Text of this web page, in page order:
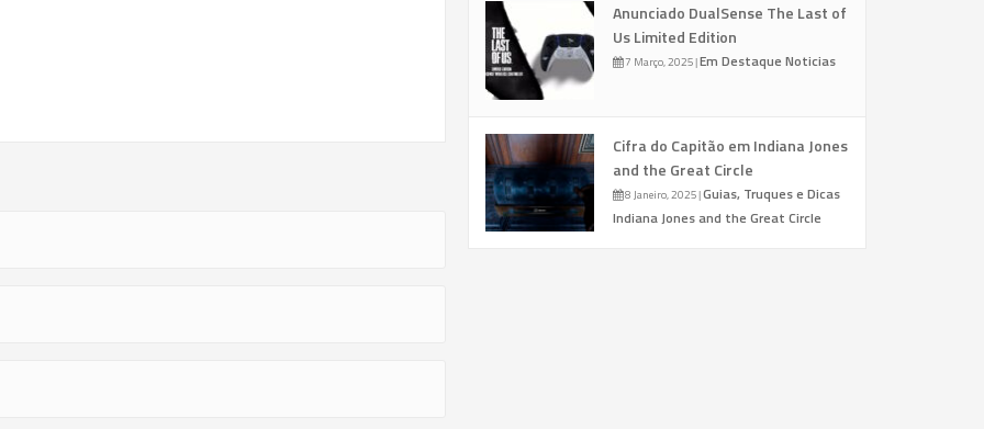
Anunciado DualSense The Last of
Us Limited Edition
7 Março, 2025|Em Destaque Noticias
Cifra do Capitão em Indiana Jones
and the Great Circle
8 Janeiro, 2025|Guias, Truques e Dicas
Indiana Jones and the Great Circle